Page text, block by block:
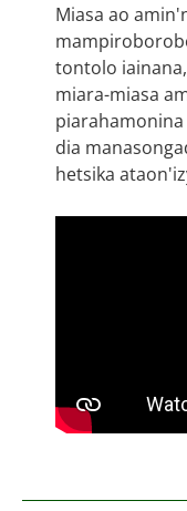
Miasa ao
tontolo
miara-miasa
dia
hetsika